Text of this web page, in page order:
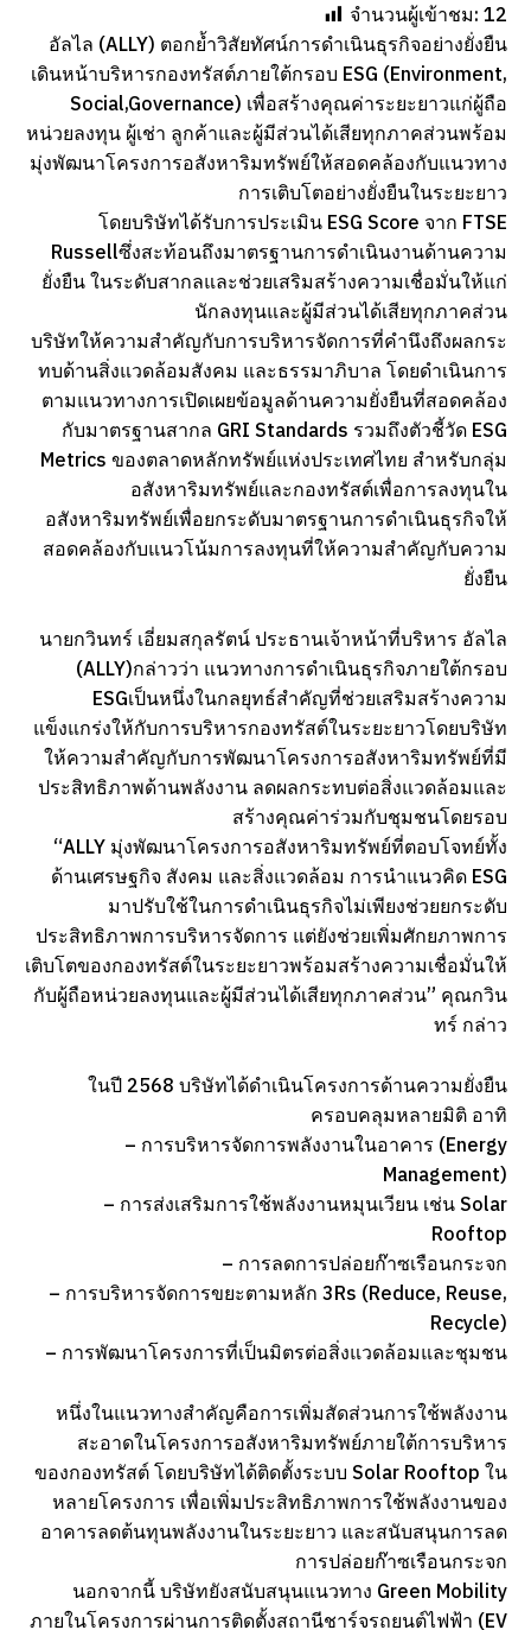
จำนวนผู้เข้าชม: 12
อัลไล (ALLY) ตอกย้ำวิสัยทัศน์การดำเนินธุรกิจอย่างยั่งยืน
เดินหน้าบริหารกองทรัสต์ภายใต้กรอบ ESG (Environment,
Social,Governance) เพื่อสร้างคุณค่าระยะยาวแก่ผู้ถือ
หน่วยลงทุน ผู้เช่า ลูกค้าและผู้มีส่วนได้เสียทุกภาคส่วนพร้อม
มุ่งพัฒนาโครงการอสังหาริมทรัพย์ให้สอดคล้องกับแนวทาง
การเติบโตอย่างยั่งยืนในระยะยาว
โดยบริษัทได้รับการประเมิน ESG Score จาก FTSE
Russellซึ่งสะท้อนถึงมาตรฐานการดำเนินงานด้านความ
ยั่งยืน ในระดับสากลและช่วยเสริมสร้างความเชื่อมั่นให้แก่
นักลงทุนและผู้มีส่วนได้เสียทุกภาคส่วน
บริษัทให้ความสำคัญกับการบริหารจัดการที่คำนึงถึงผลกระ
ทบด้านสิ่งแวดล้อมสังคม และธรรมาภิบาล โดยดำเนินการ
ตามแนวทางการเปิดเผยข้อมูลด้านความยั่งยืนที่สอดคล้อง
กับมาตรฐานสากล GRI Standards รวมถึงตัวชี้วัด ESG
Metrics ของตลาดหลักทรัพย์แห่งประเทศไทย สำหรับกลุ่ม
อสังหาริมทรัพย์และกองทรัสต์เพื่อการลงทุนใน
อสังหาริมทรัพย์เพื่อยกระดับมาตรฐานการดำเนินธุรกิจให้
สอดคล้องกับแนวโน้มการลงทุนที่ให้ความสำคัญกับความ
ยั่งยืน
นายกวินทร์ เอี่ยมสกุลรัตน์ ประธานเจ้าหน้าที่บริหาร อัลไล
(ALLY)กล่าวว่า แนวทางการดำเนินธุรกิจภายใต้กรอบ
ESGเป็นหนึ่งในกลยุทธ์สำคัญที่ช่วยเสริมสร้างความ
แข็งแกร่งให้กับการบริหารกองทรัสต์ในระยะยาวโดยบริษัท
ให้ความสำคัญกับการพัฒนาโครงการอสังหาริมทรัพย์ที่มี
ประสิทธิภาพด้านพลังงาน ลดผลกระทบต่อสิ่งแวดล้อมและ
สร้างคุณค่าร่วมกับชุมชนโดยรอบ
“ALLY มุ่งพัฒนาโครงการอสังหาริมทรัพย์ที่ตอบโจทย์ทั้ง
ด้านเศรษฐกิจ สังคม และสิ่งแวดล้อม การนำแนวคิด ESG
มาปรับใช้ในการดำเนินธุรกิจไม่เพียงช่วยยกระดับ
ประสิทธิภาพการบริหารจัดการ แต่ยังช่วยเพิ่มศักยภาพการ
เติบโตของกองทรัสต์ในระยะยาวพร้อมสร้างความเชื่อมั่นให้
กับผู้ถือหน่วยลงทุนและผู้มีส่วนได้เสียทุกภาคส่วน” คุณกวิน
ทร์ กล่าว
ในปี 2568 บริษัทได้ดำเนินโครงการด้านความยั่งยืน
ครอบคลุมหลายมิติ อาทิ
– การบริหารจัดการพลังงานในอาคาร (Energy
Management)
– การส่งเสริมการใช้พลังงานหมุนเวียน เช่น Solar
Rooftop
– การลดการปล่อยก๊าซเรือนกระจก
– การบริหารจัดการขยะตามหลัก 3Rs (Reduce, Reuse,
Recycle)
– การพัฒนาโครงการที่เป็นมิตรต่อสิ่งแวดล้อมและชุมชน
หนึ่งในแนวทางสำคัญคือการเพิ่มสัดส่วนการใช้พลังงาน
สะอาดในโครงการอสังหาริมทรัพย์ภายใต้การบริหาร
ของกองทรัสต์ โดยบริษัทได้ติดตั้งระบบ Solar Rooftop ใน
หลายโครงการ เพื่อเพิ่มประสิทธิภาพการใช้พลังงานของ
อาคารลดต้นทุนพลังงานในระยะยาว และสนับสนุนการลด
การปล่อยก๊าซเรือนกระจก
นอกจากนี้ บริษัทยังสนับสนุนแนวทาง Green Mobility
ภายในโครงการผ่านการติดตั้งสถานีชาร์จรถยนต์ไฟฟ้า (EV